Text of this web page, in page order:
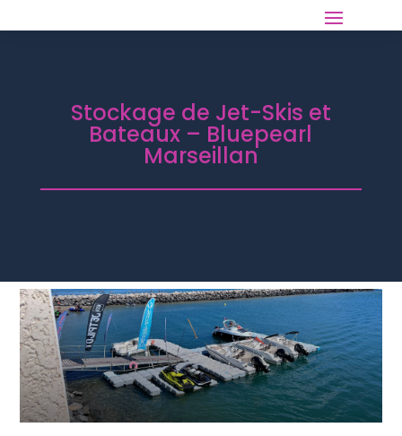
Stockage de Jet-Skis et
Bateaux – Bluepearl
Marseillan